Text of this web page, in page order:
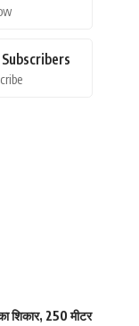
Subscribers
शिकार, 250 मीटर